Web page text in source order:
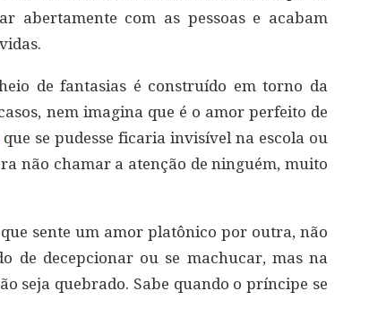
abertamente com as pessoas e acabam
de fantasias é construído em torno da
nem imagina que é o amor perfeito de
que se pudesse ficaria invisível na escola ou
não chamar a atenção de ninguém, muito
sente um amor platônico por outra, não
de decepcionar ou se machucar, mas na
seja quebrado. Sabe quando o príncipe se